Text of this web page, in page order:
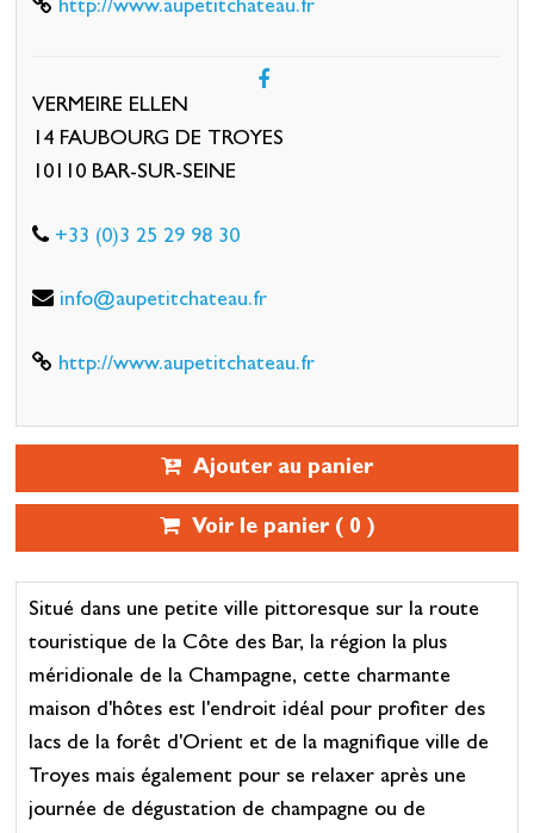
http://www.aupetitchateau.fr
VERMEIRE ELLEN
14 FAUBOURG DE TROYES
10110 BAR-SUR-SEINE
+33 (0)3 25 29 98 30
info@aupetitchateau.fr
http://www.aupetitchateau.fr
Ajouter au panier
Voir le panier ( 0 )
Situé dans une petite ville pittoresque sur la route
touristique de la Côte des Bar, la région la plus
méridionale de la Champagne, cette charmante
maison d'hôtes est l'endroit idéal pour profiter des
lacs de la forêt d'Orient et de la magnifique ville de
Troyes mais également pour se relaxer après une
journée de dégustation de champagne ou de